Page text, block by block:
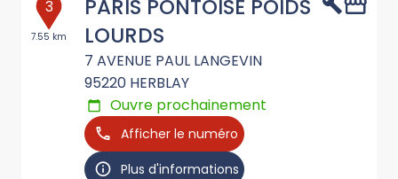
3
7.55 km
PARIS PONTOISE POIDS
LOURDS
7 AVENUE PAUL LANGEVIN
95220 HERBLAY
Ouvre prochainement
Afficher le numéro
Plus d'informations